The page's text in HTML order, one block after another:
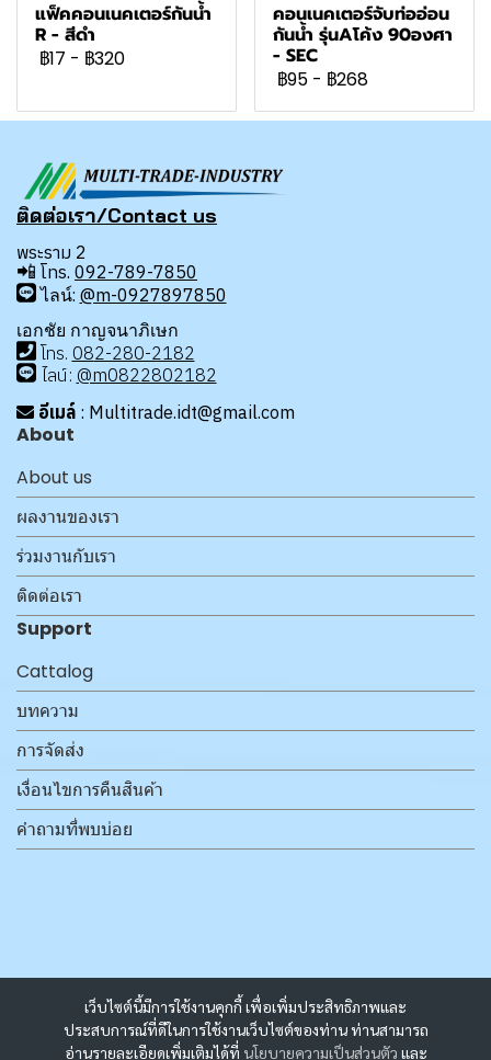
แฟ็คคอนเนคเตอร์กันน้ำ
R - สีดำ
฿17 - ฿320
คอนเนคเตอร์จับท่ออ่อน
กันน้ำ รุ่นAโค้ง 90องศา
- SEC
฿95 - ฿268
เว็บไซต์นี้มีการใช้งานคุกกี้ เพื่อเพิ่มประสิทธิภาพและ
ประสบการณ์ที่ดีในการใช้งานเว็บไซต์ของท่าน ท่านสามารถ
อ่านรายละเอียดเพิ่มเติมได้ที่ นโยบายความเป็นส่วนตัว และ
ติดต่อเรา/Contact us
พระราม 2
📲 โทร. 092-789-7850
ไลน์: @m-0927897850
เอกชัย กาญจนาภิเษก
โทร. 082-280-2182
ไลน์: @m0822802182
อีเมล์ : Multitrade.idt@gmail.com
About
About us
ผลงานของเรา
ร่วมงานกับเรา
ติดต่อเรา
Support
Cattalog
บทความ
การจัดส่ง
เงื่อนไขการคืนสินค้า
คำถามที่พบบ่อย